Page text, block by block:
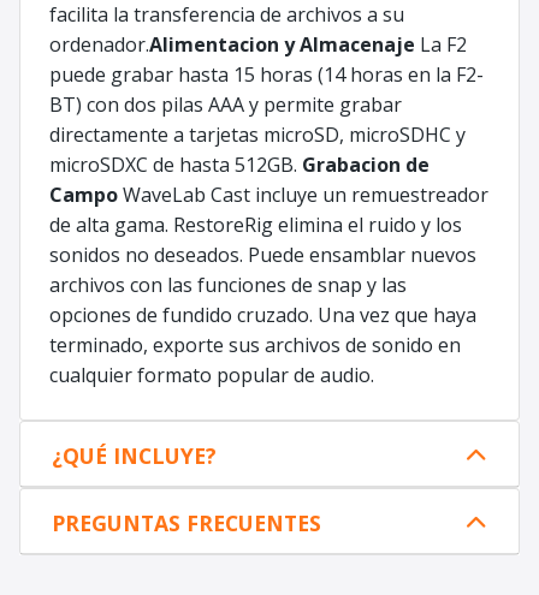
facilita la transferencia de archivos a su
ordenador.Alimentacion y Almacenaje La F2
puede grabar hasta 15 horas (14 horas en la F2-
BT) con dos pilas AAA y permite grabar
directamente a tarjetas microSD, microSDHC y
microSDXC de hasta 512GB. Grabacion de
CampoWaveLab Cast incluye un remuestreador
de alta gama. RestoreRig elimina el ruido y los
sonidos no deseados. Puede ensamblar nuevos
archivos con las funciones de snap y las
opciones de fundido cruzado. Una vez que haya
terminado, exporte sus archivos de sonido en
cualquier formato popular de audio.
¿QUÉ INCLUYE?
PREGUNTAS FRECUENTES